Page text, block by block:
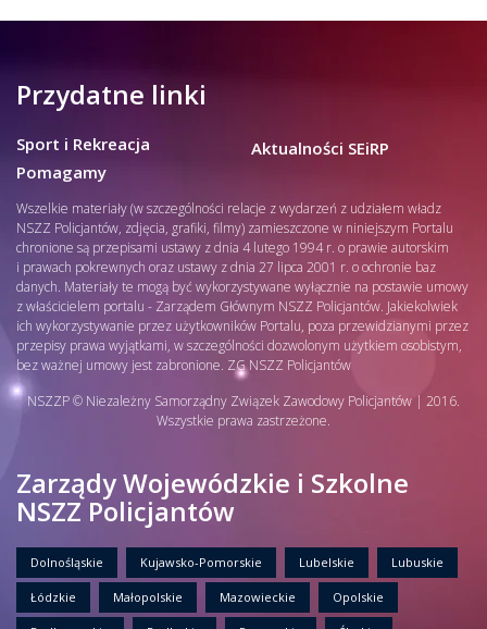
Przydatne linki
Sport i Rekreacja
Pomagamy
Aktualności SEiRP
Wszelkie materiały (w szczególności relacje z wydarzeń z udziałem władz
NSZZ Policjantów, zdjęcia, grafiki, filmy) zamieszczone w niniejszym Portalu
chronione są przepisami ustawy z dnia 4 lutego 1994 r. o prawie autorskim
i prawach pokrewnych oraz ustawy z dnia 27 lipca 2001 r. o ochronie baz
danych. Materiały te mogą być wykorzystywane wyłącznie na postawie umowy
z właścicielem portalu - Zarządem Głównym NSZZ Policjantów. Jakiekolwiek
ich wykorzystywanie przez użytkowników Portalu, poza przewidzianymi przez
przepisy prawa wyjątkami, w szczególności dozwolonym użytkiem osobistym,
bez ważnej umowy jest zabronione. ZG NSZZ Policjantów
NSZZP © Niezależny Samorządny Związek Zawodowy Policjantów | 2016.
Wszystkie prawa zastrzeżone.
Zarządy Wojewódzkie i Szkolne
NSZZ Policjantów
Dolnośląskie Kujawsko-Pomorskie Lubelskie Lubuskie
Łódzkie Małopolskie Mazowieckie Opolskie